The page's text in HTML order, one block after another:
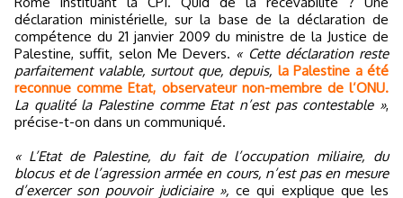
déclaration ministérielle, sur la base de la déclaration de
compétence du 21 janvier 2009 du ministre de la Justice de
Palestine, suffit, selon Me Devers. « Cette déclaration reste
parfaitement valable, surtout que, depuis, la Palestine a été
reconnue comme Etat, observateur non-membre de l’ONU.
La qualité la Palestine comme Etat n’est pas contestable »,
précise-t-on dans un communiqué.
« L’Etat de Palestine, du fait de l’occupation miliaire, du
blocus et de l’agression armée en cours, n’est pas en mesure
d’exercer son pouvoir judiciaire », ce qui explique que les